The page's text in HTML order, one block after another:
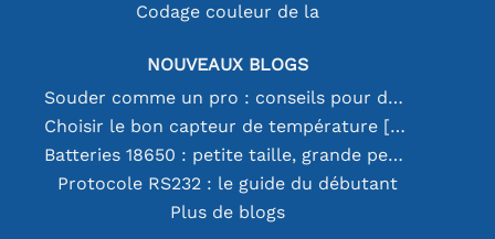
Codage couleur de la
NOUVEAUX BLOGS
Souder comme un pro : conseils pour des connexions électroniques parfaites
Choisir le bon capteur de température [youtube]
Batteries 18650 : petite taille, grande performance
Protocole RS232 : le guide du débutant
Plus de blogs